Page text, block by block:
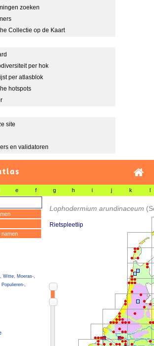
zoeken
Collectie op de Kaart
per hok
per atlasblok
hotspots
site
en validatoren
e f g h i j k l
namen
Witte, Moeras-,
,
Lophodermium arundinaceum
Rietspleetlip